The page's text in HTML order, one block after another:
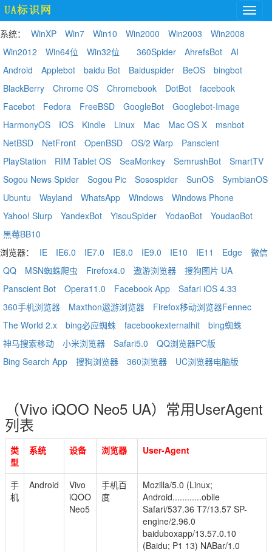
系统： WinXP Win7 Win10 Win2000 Win2003
Win2008
Win2012
Win64位 Win32位 360Spider AhrefsBot
AI
Android
Applebot baidu Bot Baiduspider BeOS
bingbot
BlackBerry
Chrome OS Chromebook DotBot
facebook
Facebot
Fedora FreeBSD GoogleBot
Googlebot-Image
HarmonyOS
IOS Kindle Linux Mac Mac OS X
msnbot
NetBSD
NetFront OpenBSD OS/2 Warp
Panscient
PlayStation
RIM Tablet OS SeaMonkey SemrushBot
SmartTV
Sogou News Spider
Sogou Pic Sosospider SunOS
SymbianOS
Ubuntu
Wayland WhatsApp Windows
Windows Phone
Yahoo! Slurp
YandexBot YisouSpider YodaoBot
YoudaoBot
黑莓BB10
浏览器：
IE IE6.0 IE7.0 IE8.0 IE9.0 IE10 IE11 Edge
微信
QQ
MSN蜘蛛爬虫 Firefox4.0 遨游浏览器
搜狗图片 UA
Panscient Bot
Opera11.0 Facebook App
Safari iOS 4.33
360手机浏览器
Maxthon遨游浏览器
Firefox移动浏览器Fennec
The World 2.x
bing必应蜘蛛 facebookexternalhit
bing蜘蛛
神马搜索移动
小米浏览器 Safari5.0
QQ浏览器PC版
Bing Search App
搜狗浏览器 360浏览器 UC浏览器电脑版
（Vivo iQOO Neo5 UA）常用UserAgent
列表
类
型
系统 设备 浏览器 User-Agent
手
机
Android
Vivo
iQOO
Neo5
手机百
度
Mozilla/5.0 (Linux;
Android............obile
Safari/537.36 T7/13.57 SP-
engine/2.96.0
baiduboxapp/13.57.0.10
(Baidu; P1 13) NABar/1.0